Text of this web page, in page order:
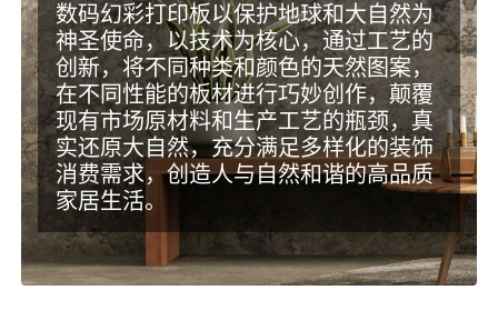
数码幻彩打印板以保护地球和大自然为
神圣使命，以技术为核心，通过工艺的
创新，将不同种类和颜色的天然图案，
在不同性能的板材进行巧妙创作，颠覆
现有市场原材料和生产工艺的瓶颈，真
实还原大自然，充分满足多样化的装饰
消费需求，创造人与自然和谐的高品质
家居生活。